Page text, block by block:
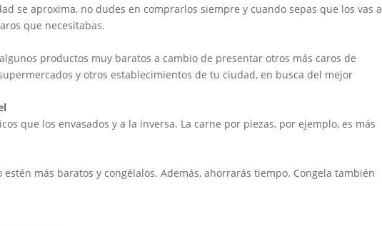
se aproxima, no dudes en comprarlos siempre y cuando sepas que los vas a
que necesitabas.
productos muy baratos a cambio de presentar otros más caros de
y otros establecimientos de tu ciudad, en busca del mejor
que los envasados y a la inversa. La carne por piezas, por ejemplo, es más
más baratos y congélalos. Además, ahorrarás tiempo. Congela también